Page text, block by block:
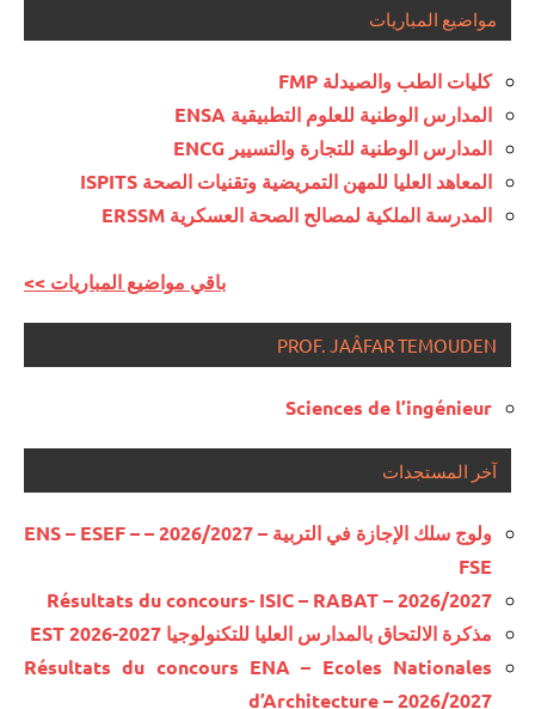
مواضيع المباريات
كليات الطب والصيدلة FMP
المدارس الوطنية للعلوم التطبيقية ENSA
المدارس الوطنية للتجارة والتسيير ENCG
المعاهد العليا للمهن التمريضية وتقنيات الصحة ISPITS
المدرسة الملكية لمصالح الصحة العسكرية ERSSM
<< باقي مواضيع المباريات
PROF. JAÂFAR TEMOUDEN
Sciences de l’ingénieur
آخر المستجدات
ولوج سلك الإجازة في التربية – 2026/2027 – ENS – ESEF –
FSE
Résultats du concours- ISIC – RABAT – 2026/2027
مذكرة الالتحاق بالمدارس العليا للتكنولوجيا EST 2026-2027
Résultats du concours ENA – Ecoles Nationales
d’Architecture – 2026/2027